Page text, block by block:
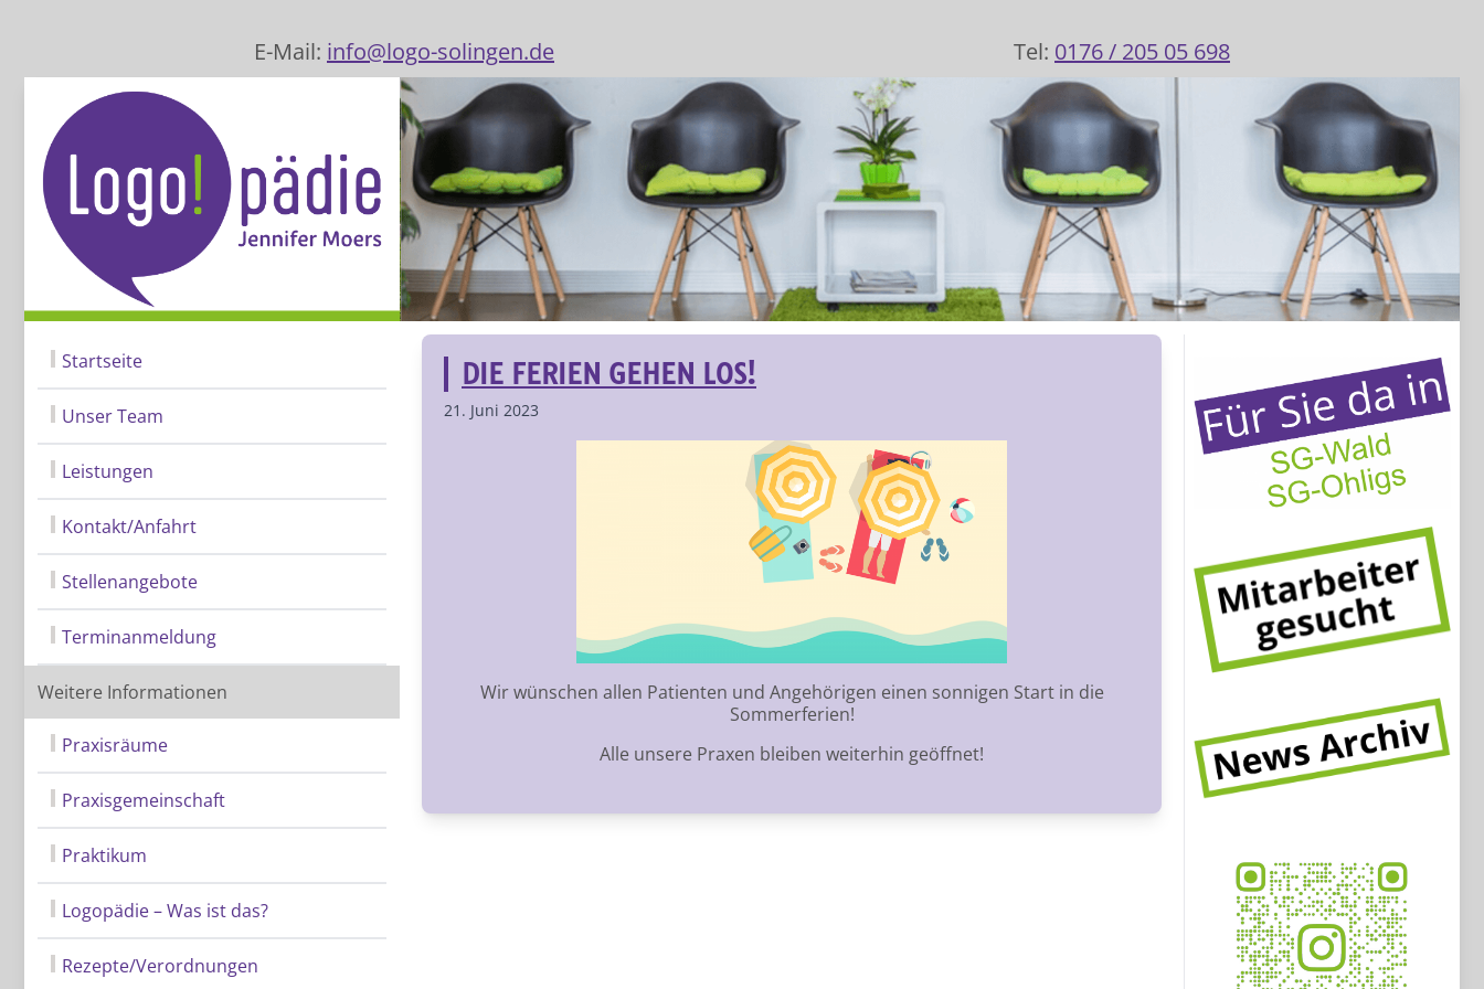
E-Mail: info@logo-solingen.de Tel: 0176 / 205 05 698
Startseite
Unser Team
Leistungen
Kontakt/Anfahrt
Stellenangebote
Terminanmeldung
Weitere Informationen
Praxisräume
Praxisgemeinschaft
Praktikum
Logopädie – Was ist das?
Rezepte/Verordnungen
DIE FERIEN GEHEN LOS!
21. Juni 2023
Wir wünschen allen Patienten und Angehörigen einen sonnigen Start in die
Sommerferien!
Alle unsere Praxen bleiben weiterhin geöffnet!